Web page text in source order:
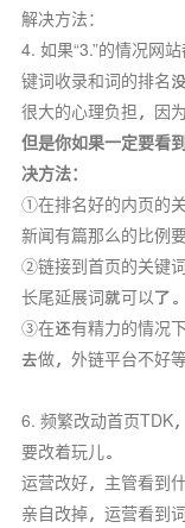
解决方法：
4. 如果“3.”的情况网
键词收录和词的排名
很大的心理负担，因
但是你如果一定要看
决方法：
①在排名好的内页的
新闻有篇那么的比例
②链接到首页的关键
长尾延展词就可以了。
③在还有精力的情况
去做，外链平台不好
6. 频繁改动首页TDK
要改着玩儿。
运营改好，主管看到
亲自改掉，运营看到